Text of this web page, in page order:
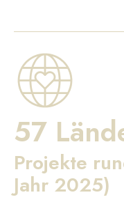
57
Projekte
Jahr 2025)